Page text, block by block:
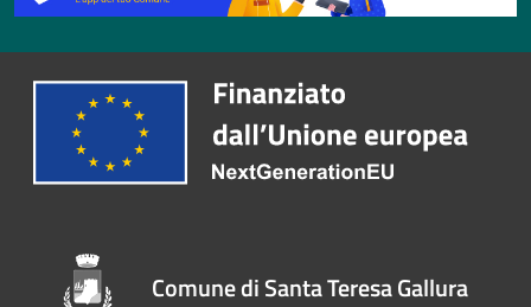
Comune di Santa Teresa Gallura